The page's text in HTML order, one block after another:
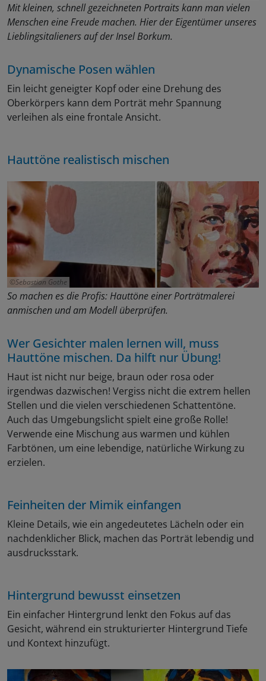
Mit kleinen, schnell gezeichneten Portraits kann man vielen
Menschen eine Freude machen. Hier der Eigentümer unseres
Lieblingsitalieners auf der Insel Borkum.
Dynamische Posen wählen
Ein leicht geneigter Kopf oder eine Drehung des
Oberkörpers kann dem Porträt mehr Spannung
verleihen als eine frontale Ansicht.
Hauttöne realistisch mischen
Sebastian Gothe
So machen es die Profis: Hauttöne einer Porträtmalerei
anmischen und am Modell überprüfen.
Wer Gesichter malen lernen will, muss
Hauttöne mischen. Da hilft nur Übung!
Haut ist nicht nur beige, braun oder rosa oder
irgendwas dazwischen! Vergiss nicht die extrem hellen
Stellen und die vielen verschiedenen Schattentöne.
Auch das Umgebungslicht spielt eine große Rolle!
Verwende eine Mischung aus warmen und kühlen
Farbtönen, um eine lebendige, natürliche Wirkung zu
erzielen.
Feinheiten der Mimik einfangen
Kleine Details, wie ein angedeutetes Lächeln oder ein
nachdenklicher Blick, machen das Porträt lebendig und
ausdrucksstark.
Hintergrund bewusst einsetzen
Ein einfacher Hintergrund lenkt den Fokus auf das
Gesicht, während ein strukturierter Hintergrund Tiefe
und Kontext hinzufügt.